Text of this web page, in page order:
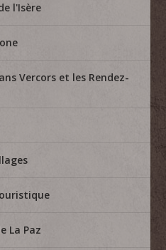
l'Isère
Vercors et les Rendez-
La Paz